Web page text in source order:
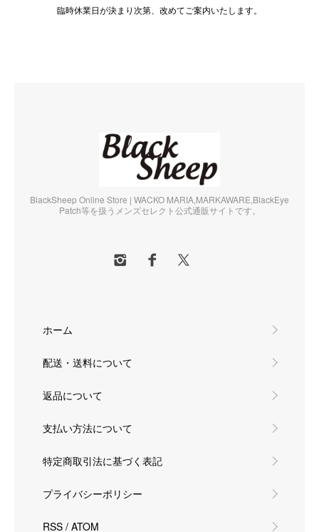
臨時休業日が決まり次第、改めてご案内いたします。
BlackSheep Online Store | WACKO MARIA,MARKAWARE,BlackEye
Patch等を扱うメンズセレクト公式通販サイトです。
ホーム
配送・送料について
返品について
支払い方法について
特定商取引法に基づく表記
プライバシーポリシー
RSS / ATOM